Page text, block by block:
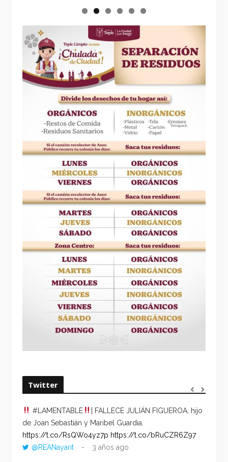
Twitter
#LAMENTABLE
| FALLECE JULIÁN FIGUEROA, hijo
de Joan Sebastián y Maribel Guardia.
https://t.co/RsQWo4yz7p https://t.co/bRuCZR6Z97
@REANayarit
3 años ago